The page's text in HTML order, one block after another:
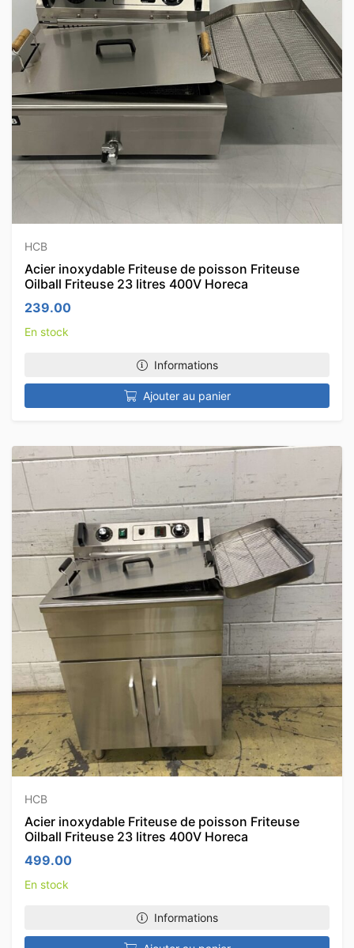
HCB
Acier inoxydable Friteuse de poisson Friteuse
Oilball Friteuse 23 litres 400V Horeca
239.00
En stock
Informations
Ajouter au panier
HCB
Acier inoxydable Friteuse de poisson Friteuse
Oilball Friteuse 23 litres 400V Horeca
499.00
En stock
Informations